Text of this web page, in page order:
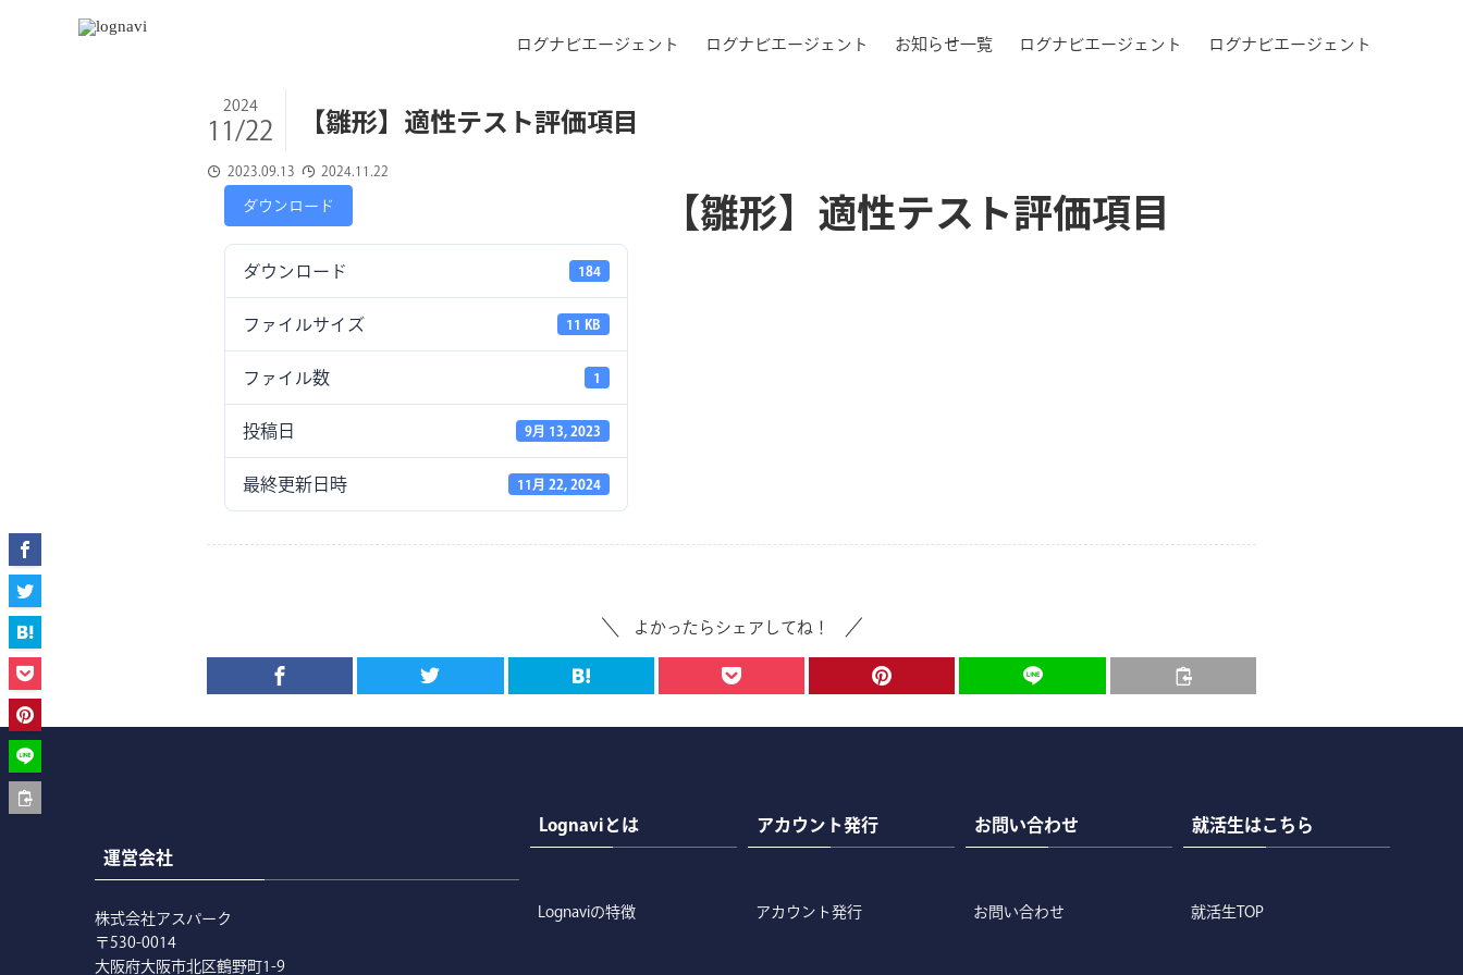
ログナビエージェント ログナビエージェント お知らせ一覧 ログナビエージェント ログナビエージェント
【雛形】適性テスト評価項目
2024
11/22
2023.09.13 2024.11.22
ダウンロード
ダウンロード 184
ファイルサイズ 11 KB
ファイル数 1
投稿日 9月 13, 2023
最終更新日時 11月 22, 2024
【雛形】適性テスト評価項目
よかったらシェアしてね！
運営会社
株式会社アスパーク
〒530-0014
大阪府大阪市北区鶴野町1-9
Lognaviとは
Lognaviの特徴
アカウント発行
アカウント発行
お問い合わせ
お問い合わせ
就活生はこちら
就活生TOP